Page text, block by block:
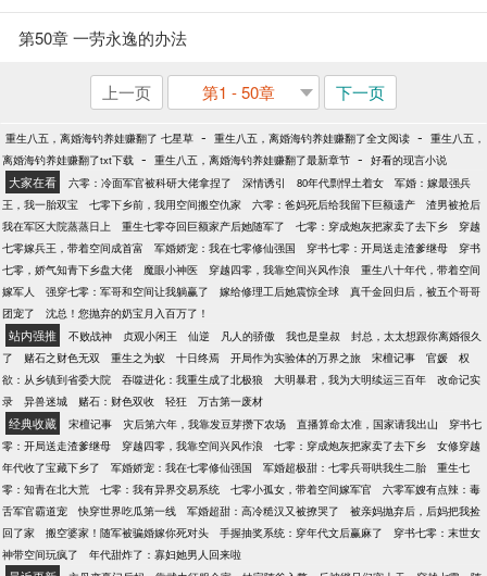
第50章 一劳永逸的办法
上一页 第1 - 50章 下一页
重生八五，离婚海钓养娃赚翻了 七星草 - 重生八五，离婚海钓养娃赚翻了全文阅读 - 重生八五，
离婚海钓养娃赚翻了txt下载 - 重生八五，离婚海钓养娃赚翻了最新章节 - 好看的现言小说
大家在看 六零：冷面军官被科研大佬拿捏了 深情诱引 80年代剽悍土着女
军婚：嫁最强兵
王，我一胎双宝
七零下乡前，我用空间搬空仇家 六零：爸妈死后给我留下巨额遗产
渣男被抢后
我在军区大院蒸蒸日上
重生七零夺回巨额家产后她随军了 七零：穿成炮灰把家卖了去下乡
穿越
七零嫁兵王，带着空间成首富
军婚娇宠：我在七零修仙强国 穿书七零：开局送走渣爹继母
穿书
七零，娇气知青下乡盘大佬
魔眼小神医 穿越四零，我靠空间兴风作浪
重生八十年代，带着空间
嫁军人
强穿七零：军哥和空间让我躺赢了 嫁给修理工后她震惊全球
真千金回归后，被五个哥哥
团宠了
沈总！您抛弃的奶宝月入百万了！
站内强推 不败战神 贞观小闲王 仙逆 凡人的骄傲 我也是皇叔
封总，太太想跟你离婚很久
了
赌石之财色无双 重生之为蚁 十日终焉 开局作为实验体的万界之旅 宋檀记事 官媛
权
欲：从乡镇到省委大院
吞噬进化：我重生成了北极狼 大明暴君，我为大明续运三百年
改命记实
录
异兽迷城 赌石：财色双收 轻狂 万古第一废材
经典收藏 宋檀记事 灾后第六年，我靠发豆芽攒下农场 直播算命太准，国家请我出山
穿书七
零：开局送走渣爹继母
穿越四零，我靠空间兴风作浪 七零：穿成炮灰把家卖了去下乡
女修穿越
年代收了宝藏下乡了
军婚娇宠：我在七零修仙强国 军婚超极甜：七零兵哥哄我生二胎
重生七
零：知青在北大荒
七零：我有异界交易系统 七零小孤女，带着空间嫁军官
六零军嫂有点辣：毒
舌军官霸道宠
快穿世界吃瓜第一线 军婚超甜：高冷糙汉又被撩哭了
被亲妈抛弃后，后妈把我捡
回了家
搬空婆家！随军被骗婚嫁你死对头 手握抽奖系统：穿年代文后赢麻了
穿书七零：末世女
神带空间玩疯了
年代甜炸了：寡妇她男人回来啦